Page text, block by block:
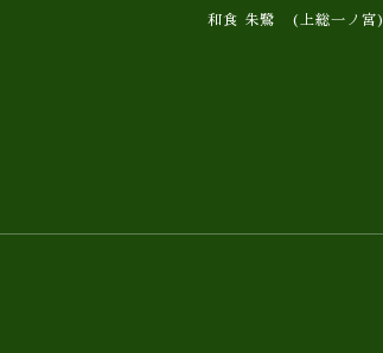
和食 朱鷺 (上総一ノ宮)